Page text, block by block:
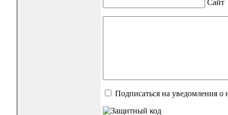
Сайт
Подписаться на уведомления о